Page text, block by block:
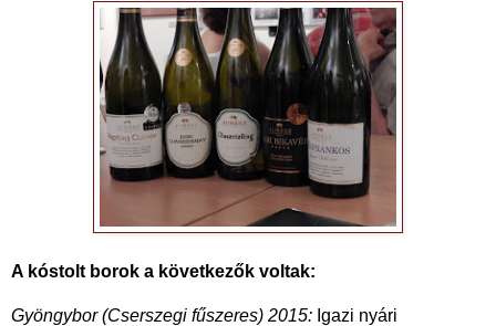
A kóstolt borok a következők voltak:
Gyöngybor (Cserszegi fűszeres) 2015: Igazi nyári